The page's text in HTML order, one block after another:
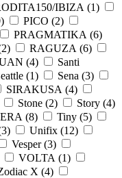
IBIZA (1)
) PICO (2)
PRAGMATIKA (6)
2) RAGUZA (6)
(4)
Santi
(1) Sena (3)
SIRAKUSA (4)
Stone (2) Story (4)
(8) Tiny (5)
3) Unifix (12)
Vesper (3)
VOLTA (1)
X (4)